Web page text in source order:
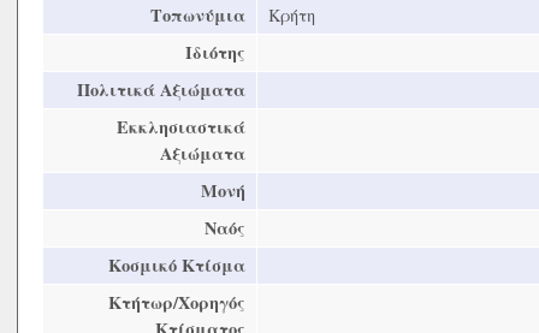
Τοπωνύμια
Κρήτη
Ιδιότης
Πολιτικά Αξιώματα
Εκκλησιαστικά
Αξιώματα
Μονή
Ναός
Κοσμικό Κτίσμα
Κτήτωρ/Χορηγός